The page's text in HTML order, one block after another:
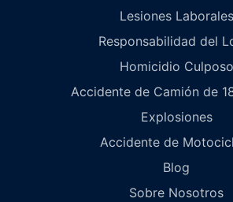
Lesiones Laborales
Responsabilidad del
Homicidio Culposo
Accidente de Camión de
Explosiones
Accidente de
Blog
Sobre Nosotros